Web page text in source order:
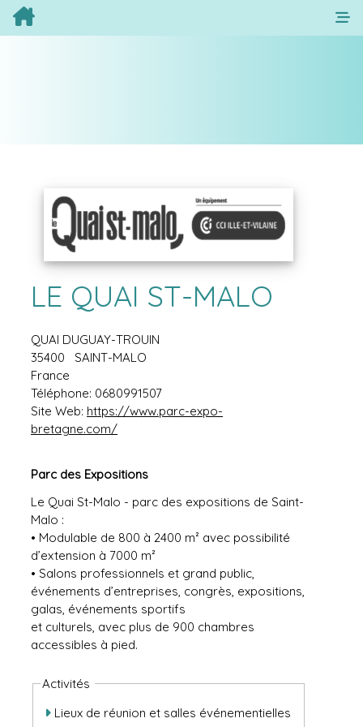
LE QUAI ST-MALO
QUAI DUGUAY-TROUIN
35400
SAINT-MALO
France
Téléphone: 0680991507
Site Web: https://www.parc-expo-
bretagne.com/
Parc des Expositions
Le Quai St-Malo - parc des expositions de Saint-
Malo :
• Modulable de 800 à 2400 m² avec possibilité
d’extension à 7000 m²
• Salons professionnels et grand public,
événements d’entreprises, congrès, expositions,
galas, événements sportifs
et culturels, avec plus de 900 chambres
accessibles à pied.
Activités
Lieux de réunion et salles événementielles